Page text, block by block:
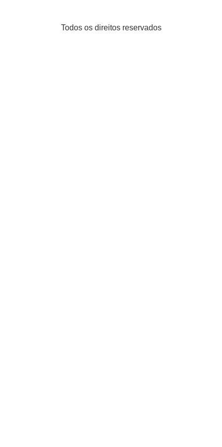
Todos os direitos reservados